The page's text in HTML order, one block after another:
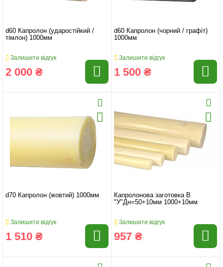
d60 Капролон (ударостійкий /
тімлон) 1000мм
Залишити відгук
2 000 ₴
d60 Капролон (чорний / графіт)
1000мм
Залишити відгук
1 500 ₴
d70 Капролон (жовтий) 1000мм
Залишити відгук
1 510 ₴
Капролонова заготовка B
"У"Дн=50+10мм 1000+10мм
Залишити відгук
957 ₴